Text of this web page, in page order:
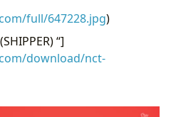
full/647228.jpg)
“]
download/nct-